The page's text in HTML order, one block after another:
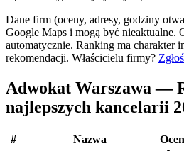
Dane firm (oceny, adresy, godziny
Google Maps i mogą być nieaktualne.
automatycznie. Ranking ma charakter
rekomendacji. Właścicielu firmy?
Adwokat Warszawa —
najlepszych kancelarii
# Nazwa